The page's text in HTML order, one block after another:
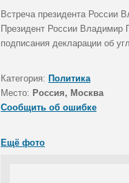
Встреча президента России
Президент России Владимир
подписания декларации об
Категория: Политика
Место: Россия, Москва
Сообщить об ошибке
Ещё фото